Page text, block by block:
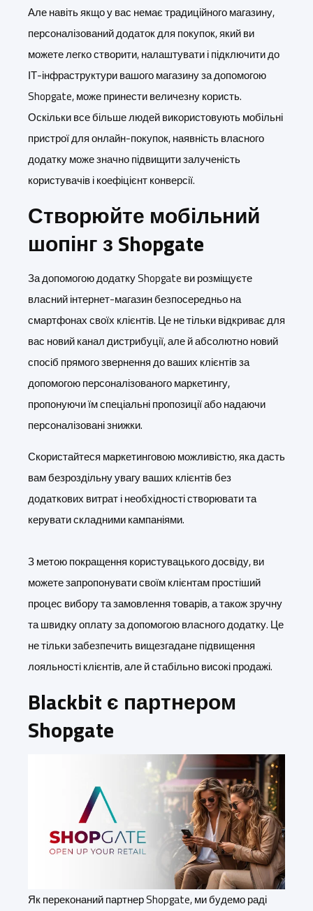
Але навіть якщо у вас немає традиційного магазину,
персоналізований додаток для покупок, який ви
можете легко створити, налаштувати і підключити до
ІТ-інфраструктури вашого магазину за допомогою
Shopgate, може принести величезну користь.
Оскільки все більше людей використовують мобільні
пристрої для онлайн-покупок, наявність власного
додатку може значно підвищити залученість
користувачів і коефіцієнт конверсії.
Створюйте мобільний
шопінг з Shopgate
За допомогою додатку Shopgate ви розміщуєте
власний інтернет-магазин безпосередньо на
смартфонах своїх клієнтів. Це не тільки відкриває для
вас новий канал дистрибуції, але й абсолютно новий
спосіб прямого звернення до ваших клієнтів за
допомогою персоналізованого маркетингу,
пропонуючи їм спеціальні пропозиції або надаючи
персоналізовані знижки.
Скористайтеся маркетинговою можливістю, яка дасть
вам безроздільну увагу ваших клієнтів без
додаткових витрат і необхідності створювати та
керувати складними кампаніями.
З метою покращення користувацького досвіду, ви
можете запропонувати своїм клієнтам простіший
процес вибору та замовлення товарів, а також зручну
та швидку оплату за допомогою власного додатку. Це
не тільки забезпечить вищезгадане підвищення
лояльності клієнтів, але й стабільно високі продажі.
Blackbit є партнером
Shopgate
Як переконаний партнер Shopgate, ми будемо раді